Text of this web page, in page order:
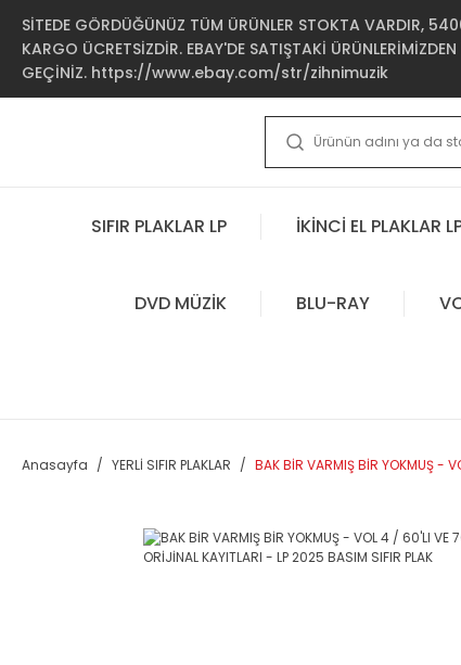
SİTEDE GÖRDÜĞÜNÜZ TÜM ÜRÜNLER STOKTA VARDIR,
KARGO ÜCRETSİZDİR. EBAY'DE SATIŞTAKİ
GEÇİNİZ. https://www.ebay.com/str/zihnimuzik
SIFIR PLAKLAR LP İKİNCİ EL PLAKLAR
DVD MÜZİK BLU-RAY
Anasayfa YERLİ SIFIR PLAKLAR BAK BİR VARMIŞ BİR YOKMUŞ -